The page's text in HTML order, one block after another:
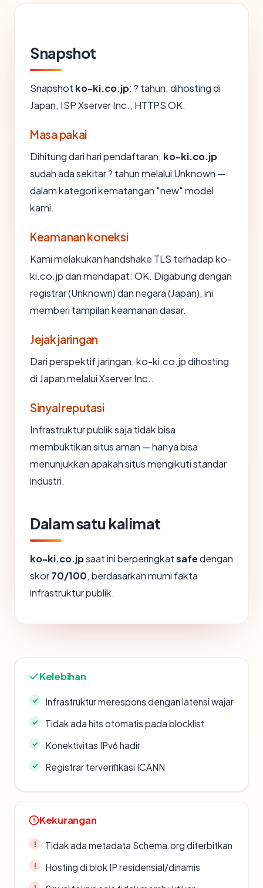
Snapshot
Snapshot ko-ki.co.jp: ? tahun, dihosting di
Japan, ISP Xserver Inc., HTTPS OK.
Masa pakai
Dihitung dari hari pendaftaran, ko-ki.co.jp
sudah ada sekitar ? tahun melalui Unknown —
dalam kategori kematangan "new" model
kami.
Keamanan koneksi
Kami melakukan handshake TLS terhadap ko-
ki.co.jp dan mendapat: OK. Digabung dengan
registrar (Unknown) dan negara (Japan), ini
memberi tampilan keamanan dasar.
Jejak jaringan
Dari perspektif jaringan, ko-ki.co.jp dihosting
di Japan melalui Xserver Inc..
Sinyal reputasi
Infrastruktur publik saja tidak bisa
membuktikan situs aman — hanya bisa
menunjukkan apakah situs mengikuti standar
industri.
Dalam satu kalimat
ko-ki.co.jpsaat ini berperingkatsafedengan
skor70/100, berdasarkan murni fakta
infrastruktur publik.
Kelebihan
Infrastruktur merespons dengan latensi wajar
Tidak ada hits otomatis pada blocklist
Konektivitas IPv6 hadir
Registrar terverifikasi ICANN
Kekurangan
Tidak ada metadata Schema.org diterbitkan
Hosting di blok IP residensial/dinamis